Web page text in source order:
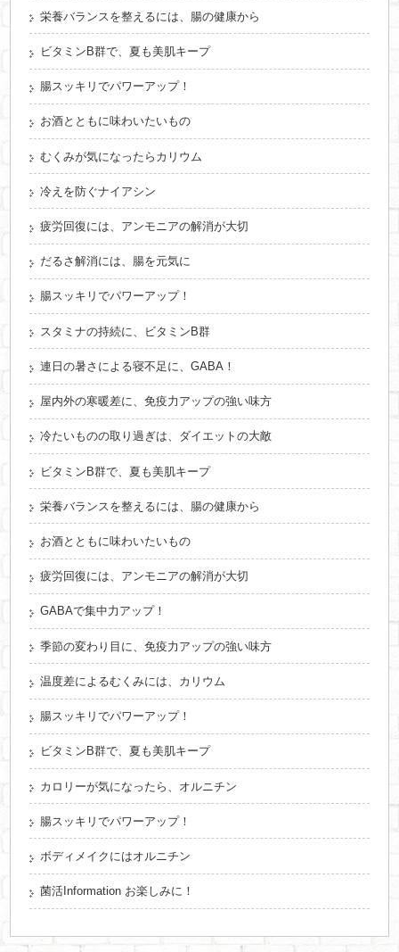
栄養バランスを整えるには、腸の健康から
ビタミンB群で、夏も美肌キープ
腸スッキリでパワーアップ！
お酒とともに味わいたいもの
むくみが気になったらカリウム
冷えを防ぐナイアシン
疲労回復には、アンモニアの解消が大切
だるさ解消には、腸を元気に
腸スッキリでパワーアップ！
スタミナの持続に、ビタミンB群
連日の暑さによる寝不足に、GABA！
屋内外の寒暖差に、免疫力アップの強い味方
冷たいものの取り過ぎは、ダイエットの大敵
ビタミンB群で、夏も美肌キープ
栄養バランスを整えるには、腸の健康から
お酒とともに味わいたいもの
疲労回復には、アンモニアの解消が大切
GABAで集中力アップ！
季節の変わり目に、免疫力アップの強い味方
温度差によるむくみには、カリウム
腸スッキリでパワーアップ！
ビタミンB群で、夏も美肌キープ
カロリーが気になったら、オルニチン
腸スッキリでパワーアップ！
ボディメイクにはオルニチン
菌活Information お楽しみに！